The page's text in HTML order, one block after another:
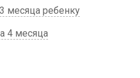
месяца ребенку
4 месяца